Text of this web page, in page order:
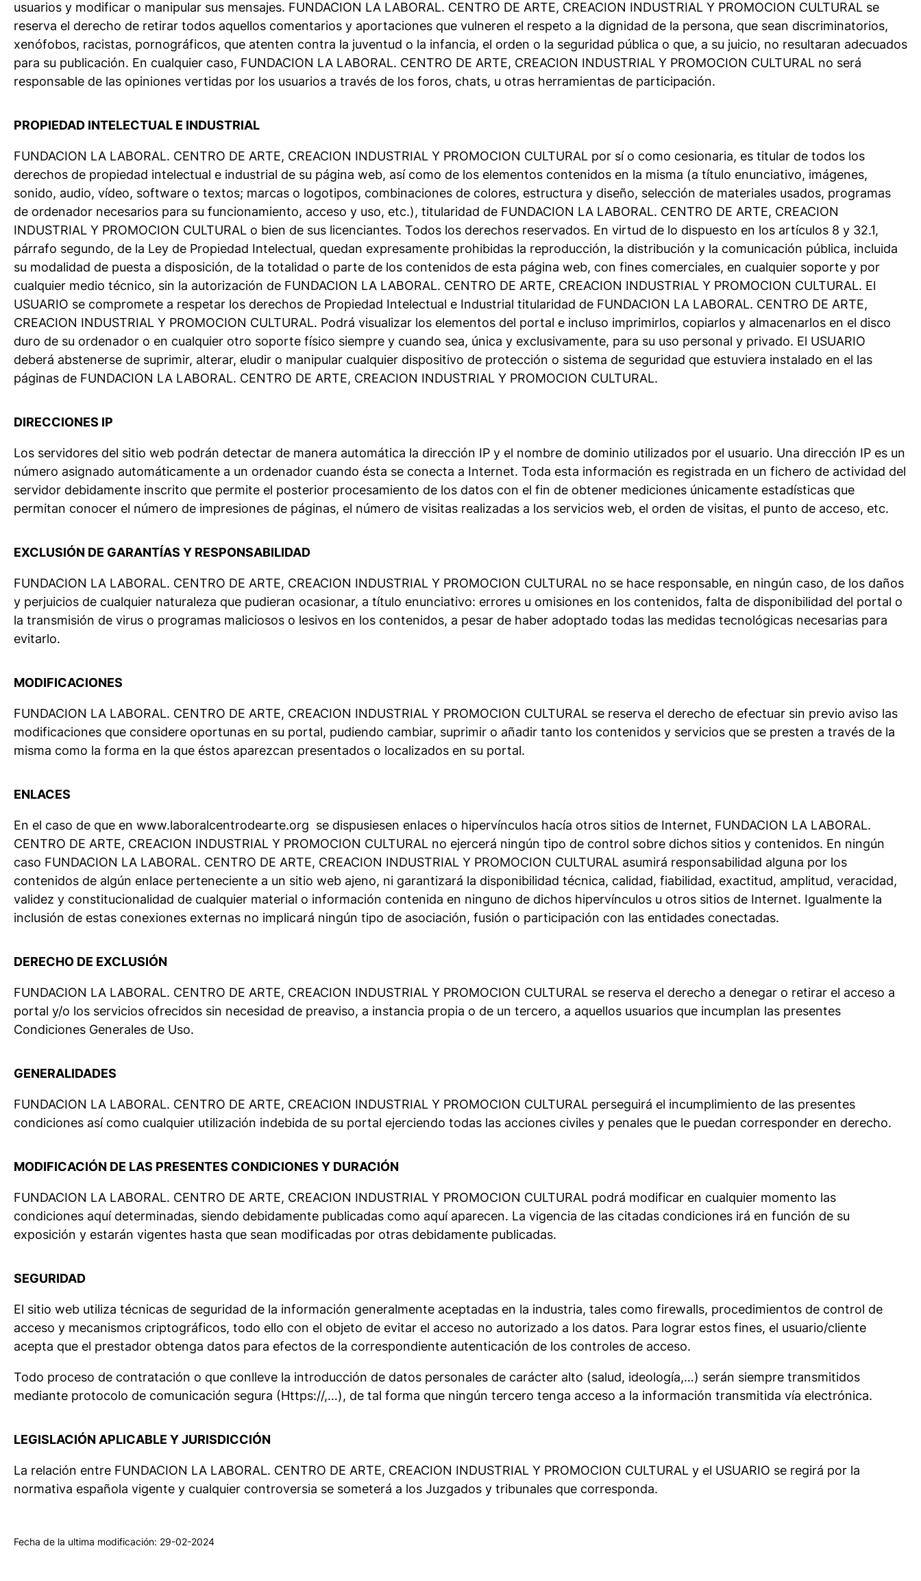
usuarios y modificar o manipular sus mensajes. FUNDACION LA LABORAL. CENTRO DE ARTE, CREACION INDUSTRIAL Y PROMOCION CULTURAL se
reserva el derecho de retirar todos aquellos comentarios y aportaciones que vulneren el respeto a la dignidad de la persona, que sean discriminatorios,
xenófobos, racistas, pornográficos, que atenten contra la juventud o la infancia, el orden o la seguridad pública o que, a su juicio, no resultaran adecuados
para su publicación. En cualquier caso, FUNDACION LA LABORAL. CENTRO DE ARTE, CREACION INDUSTRIAL Y PROMOCION CULTURAL no será
responsable de las opiniones vertidas por los usuarios a través de los foros, chats, u otras herramientas de participación.
PROPIEDAD INTELECTUAL E INDUSTRIAL
FUNDACION LA LABORAL. CENTRO DE ARTE, CREACION INDUSTRIAL Y PROMOCION CULTURAL por sí o como cesionaria, es titular de todos los
derechos de propiedad intelectual e industrial de su página web, así como de los elementos contenidos en la misma (a título enunciativo, imágenes,
sonido, audio, vídeo, software o textos; marcas o logotipos, combinaciones de colores, estructura y diseño, selección de materiales usados, programas
de ordenador necesarios para su funcionamiento, acceso y uso, etc.), titularidad de FUNDACION LA LABORAL. CENTRO DE ARTE, CREACION
INDUSTRIAL Y PROMOCION CULTURAL o bien de sus licenciantes. Todos los derechos reservados. En virtud de lo dispuesto en los artículos 8 y 32.1,
párrafo segundo, de la Ley de Propiedad Intelectual, quedan expresamente prohibidas la reproducción, la distribución y la comunicación pública, incluida
su modalidad de puesta a disposición, de la totalidad o parte de los contenidos de esta página web, con fines comerciales, en cualquier soporte y por
cualquier medio técnico, sin la autorización de FUNDACION LA LABORAL. CENTRO DE ARTE, CREACION INDUSTRIAL Y PROMOCION CULTURAL. El
USUARIO se compromete a respetar los derechos de Propiedad Intelectual e Industrial titularidad de FUNDACION LA LABORAL. CENTRO DE ARTE,
CREACION INDUSTRIAL Y PROMOCION CULTURAL. Podrá visualizar los elementos del portal e incluso imprimirlos, copiarlos y almacenarlos en el disco
duro de su ordenador o en cualquier otro soporte físico siempre y cuando sea, única y exclusivamente, para su uso personal y privado. El USUARIO
deberá abstenerse de suprimir, alterar, eludir o manipular cualquier dispositivo de protección o sistema de seguridad que estuviera instalado en el las
páginas de FUNDACION LA LABORAL. CENTRO DE ARTE, CREACION INDUSTRIAL Y PROMOCION CULTURAL.
DIRECCIONES IP
Los servidores del sitio web podrán detectar de manera automática la dirección IP y el nombre de dominio utilizados por el usuario. Una dirección IP es un
número asignado automáticamente a un ordenador cuando ésta se conecta a Internet. Toda esta información es registrada en un fichero de actividad del
servidor debidamente inscrito que permite el posterior procesamiento de los datos con el fin de obtener mediciones únicamente estadísticas que
permitan conocer el número de impresiones de páginas, el número de visitas realizadas a los servicios web, el orden de visitas, el punto de acceso, etc.
EXCLUSIÓN DE GARANTÍAS Y RESPONSABILIDAD
FUNDACION LA LABORAL. CENTRO DE ARTE, CREACION INDUSTRIAL Y PROMOCION CULTURAL no se hace responsable, en ningún caso, de los daños
y perjuicios de cualquier naturaleza que pudieran ocasionar, a título enunciativo: errores u omisiones en los contenidos, falta de disponibilidad del portal o
la transmisión de virus o programas maliciosos o lesivos en los contenidos, a pesar de haber adoptado todas las medidas tecnológicas necesarias para
evitarlo.
MODIFICACIONES
FUNDACION LA LABORAL. CENTRO DE ARTE, CREACION INDUSTRIAL Y PROMOCION CULTURAL se reserva el derecho de efectuar sin previo aviso las
modificaciones que considere oportunas en su portal, pudiendo cambiar, suprimir o añadir tanto los contenidos y servicios que se presten a través de la
misma como la forma en la que éstos aparezcan presentados o localizados en su portal.
ENLACES
En el caso de que en www.laboralcentrodearte.org se dispusiesen enlaces o hipervínculos hacía otros sitios de Internet, FUNDACION LA LABORAL.
CENTRO DE ARTE, CREACION INDUSTRIAL Y PROMOCION CULTURAL no ejercerá ningún tipo de control sobre dichos sitios y contenidos. En ningún
caso FUNDACION LA LABORAL. CENTRO DE ARTE, CREACION INDUSTRIAL Y PROMOCION CULTURAL asumirá responsabilidad alguna por los
contenidos de algún enlace perteneciente a un sitio web ajeno, ni garantizará la disponibilidad técnica, calidad, fiabilidad, exactitud, amplitud, veracidad,
validez y constitucionalidad de cualquier material o información contenida en ninguno de dichos hipervínculos u otros sitios de Internet. Igualmente la
inclusión de estas conexiones externas no implicará ningún tipo de asociación, fusión o participación con las entidades conectadas.
DERECHO DE EXCLUSIÓN
FUNDACION LA LABORAL. CENTRO DE ARTE, CREACION INDUSTRIAL Y PROMOCION CULTURAL se reserva el derecho a denegar o retirar el acceso a
portal y/o los servicios ofrecidos sin necesidad de preaviso, a instancia propia o de un tercero, a aquellos usuarios que incumplan las presentes
Condiciones Generales de Uso.
GENERALIDADES
FUNDACION LA LABORAL. CENTRO DE ARTE, CREACION INDUSTRIAL Y PROMOCION CULTURAL perseguirá el incumplimiento de las presentes
condiciones así como cualquier utilización indebida de su portal ejerciendo todas las acciones civiles y penales que le puedan corresponder en derecho.
MODIFICACIÓN DE LAS PRESENTES CONDICIONES Y DURACIÓN
FUNDACION LA LABORAL. CENTRO DE ARTE, CREACION INDUSTRIAL Y PROMOCION CULTURAL podrá modificar en cualquier momento las
condiciones aquí determinadas, siendo debidamente publicadas como aquí aparecen. La vigencia de las citadas condiciones irá en función de su
exposición y estarán vigentes hasta que sean modificadas por otras debidamente publicadas.
SEGURIDAD
El sitio web utiliza técnicas de seguridad de la información generalmente aceptadas en la industria, tales como firewalls, procedimientos de control de
acceso y mecanismos criptográficos, todo ello con el objeto de evitar el acceso no autorizado a los datos. Para lograr estos fines, el usuario/cliente
acepta que el prestador obtenga datos para efectos de la correspondiente autenticación de los controles de acceso.
Todo proceso de contratación o que conlleve la introducción de datos personales de carácter alto (salud, ideología,…) serán siempre transmitidos
mediante protocolo de comunicación segura (Https://,…), de tal forma que ningún tercero tenga acceso a la información transmitida vía electrónica.
LEGISLACIÓN APLICABLE Y JURISDICCIÓN
La relación entre FUNDACION LA LABORAL. CENTRO DE ARTE, CREACION INDUSTRIAL Y PROMOCION CULTURAL y el USUARIO se regirá por la
normativa española vigente y cualquier controversia se someterá a los Juzgados y tribunales que corresponda.
Fecha de la ultima modificación: 29-02-2024